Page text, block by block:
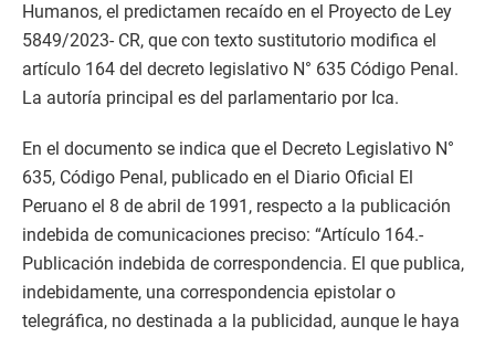
Humanos, el predictamen recaído en el Proyecto de Ley
5849/2023- CR, que con texto sustitutorio modifica el
artículo 164 del decreto legislativo N° 635 Código Penal.
La autoría principal es del parlamentario por Ica.
En el documento se indica que el Decreto Legislativo N°
635, Código Penal, publicado en el Diario Oficial El
Peruano el 8 de abril de 1991, respecto a la publicación
indebida de comunicaciones preciso: “Artículo 164.-
Publicación indebida de correspondencia. El que publica,
indebidamente, una correspondencia epistolar o
telegráfica, no destinada a la publicidad, aunque le haya